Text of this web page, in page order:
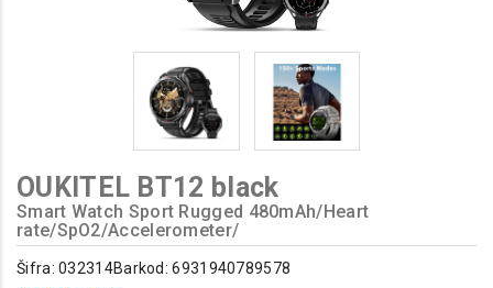
OUKITEL BT12 black
Smart Watch Sport Rugged 480mAh/Heart
rate/SpO2/Accelerometer/
Šifra: 032314Barkod: 6931940789578